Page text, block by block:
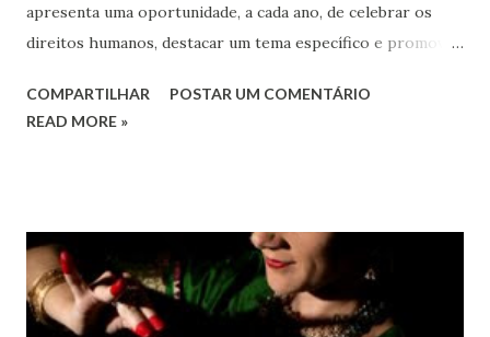
apresenta uma oportunidade, a cada ano, de celebrar os
direitos humanos, destacar um tema específico e promover
em todos os lugares. Este ano, o foco é sobre os direitos
Estes direitos humanos – os direitos à liberdade de opinião
e de expressão, de reunião pacífica e de associação, e de
participar no governo (artigos 19, 20 e 21 da Declaração
COMPARTILHAR
POSTAR UM COMENTÁRIO
READ MORE »